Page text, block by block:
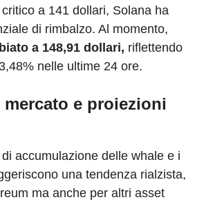
a 141 dollari, Solana ha
di rimbalzo. Al momento,
a 148,91 dollari, riflettendo
nelle ultime 24 ore.
mercato e proiezioni
accumulazione delle whale e i
una tendenza rialzista,
ma anche per altri asset